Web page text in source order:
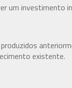
um investimento
existente.